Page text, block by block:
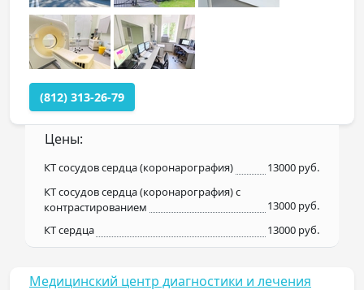
(812) 313-26-79
Цены:
КТ сосудов сердца (коронарография)
13000 руб.
КТ сосудов сердца (коронарография) с
контрастированием
13000 руб.
КТ сердца
13000 руб.
Медицинский центр диагностики и лечения